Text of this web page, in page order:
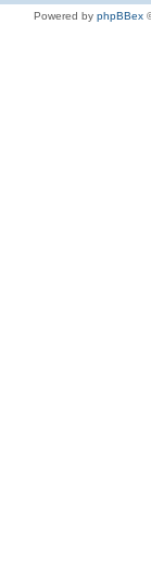
Powered by phpBBex